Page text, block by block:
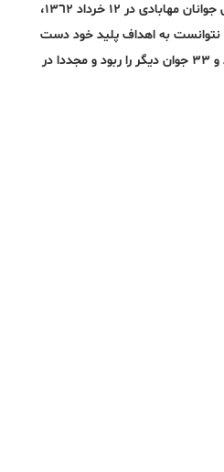
چهار ماه پس از اعدام دستەجمعی جوانان مهابادی در ١٢ خرداد ١٣٦٢،
نتوانست به اهداف پلید خود دست
یابد، بار دیگر دست به جنایت زد و ٣٣ جوان دیگر را ربود و مجددا در